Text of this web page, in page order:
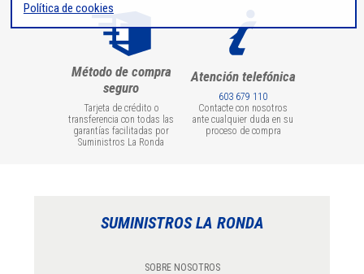
Método de compra
seguro
Tarjeta de crédito o
transferencia con todas las
garantías facilitadas por
Suministros La Ronda
Atención telefónica
603 679 110
Contacte con nosotros
ante cualquier duda en su
proceso de compra
SUMINISTROS LA RONDA
SOBRE NOSOTROS
Política de cookies